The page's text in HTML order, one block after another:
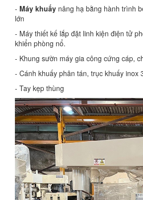
- Máy khuấy nâng hạ bằng hành trình
lớn
- Máy thiết kế lắp đặt linh kiện điện tử
khiển phòng nổ.
- Khung sườn máy gia công cứng cáp,
- Cánh khuấy phân tán, trục khuấy inox
- Tay kẹp thùng